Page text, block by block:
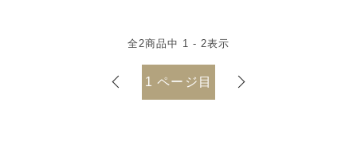
全2商品中 1 - 2表示
1ページ目